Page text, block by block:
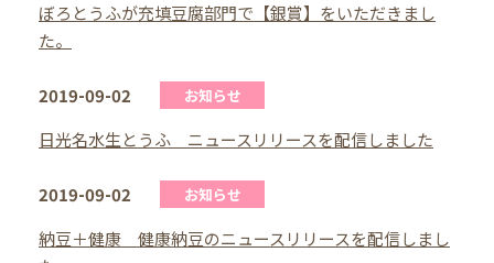
ぼろとうふが充填豆腐部門で【銀賞】をいただきまし
た。
2019-09-02 お知らせ
日光名水生とうふ ニュースリリースを配信しました
2019-09-02 お知らせ
納豆＋健康 健康納豆のニュースリリースを配信しまし